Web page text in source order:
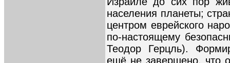
населения планеты;
центром еврейского
по-настоящему
Теодор Герцль).
ещё не завершено, что